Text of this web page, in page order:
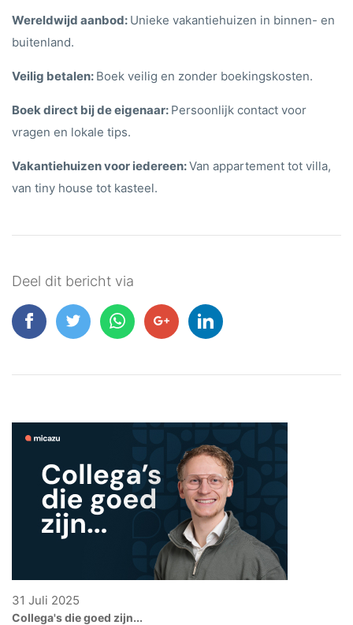
Wereldwijd aanbod: Unieke vakantiehuizen in binnen- en
buitenland.
Veilig betalen: Boek veilig en zonder boekingskosten.
Boek direct bij de eigenaar: Persoonlijk contact voor
vragen en lokale tips.
Vakantiehuizen voor iedereen:Van appartement tot villa,
van tiny house tot kasteel.
Deel dit bericht via
31 Juli 2025
Collega's die goed zijn...